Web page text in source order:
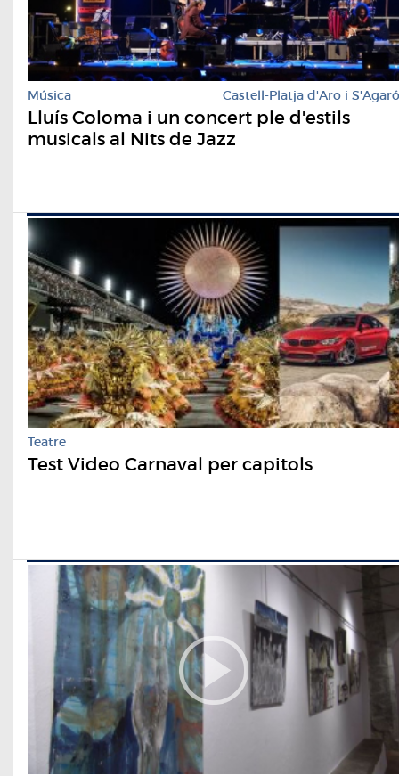
Música Castell-Platja d'Aro i S'Agaró
Lluís Coloma i un concert ple d'estils
musicals al Nits de Jazz
Teatre
Test Video Carnaval per capitols